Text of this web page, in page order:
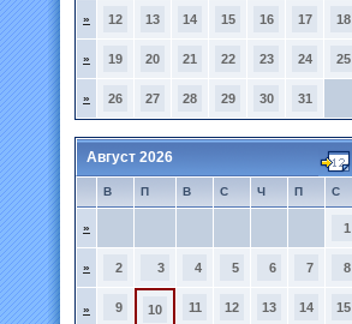
» 12 13 14 15 16 17 18
» 19 20 21 22 23 24 25
» 26 27 28 29 30 31
Август 2026
В П В С Ч П С
» 1
» 2 3 4 5 6 7 8
» 9 10 11 12 13 14 15